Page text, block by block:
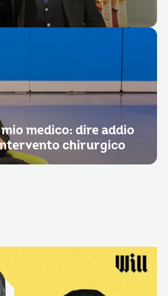
medico: dire addio
chirurgico